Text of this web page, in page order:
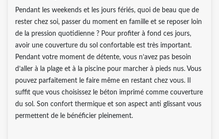
Pendant les weekends et les jours fériés, quoi de beau que de
rester chez soi, passer du moment en famille et se reposer loin
de la pression quotidienne ? Pour profiter à fond ces jours,
avoir une couverture du sol confortable est très important.
Pendant votre moment de détente, vous n’avez pas besoin
d’aller à la plage et à la piscine pour marcher à pieds nus. Vous
pouvez parfaitement le faire même en restant chez vous. Il
suffit que vous choisissez le béton imprimé comme couverture
du sol. Son confort thermique et son aspect anti glissant vous
permettent de le bénéficier pleinement.